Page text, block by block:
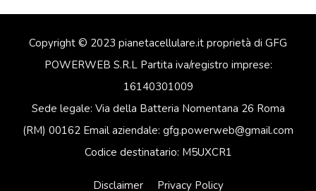
Copyright © 2023 pianetacellulare.it proprietà di GFG
POWERWEB S.R.L Partita iva/registro imprese:
16140301009
Sede legale: Via della Batteria Nomentana 26 Roma
(RM) 00162 Email aziendale: gfg.powerweb@gmail.com
Codice destinatario: M5UXCR1
Disclaimer Privacy Policy